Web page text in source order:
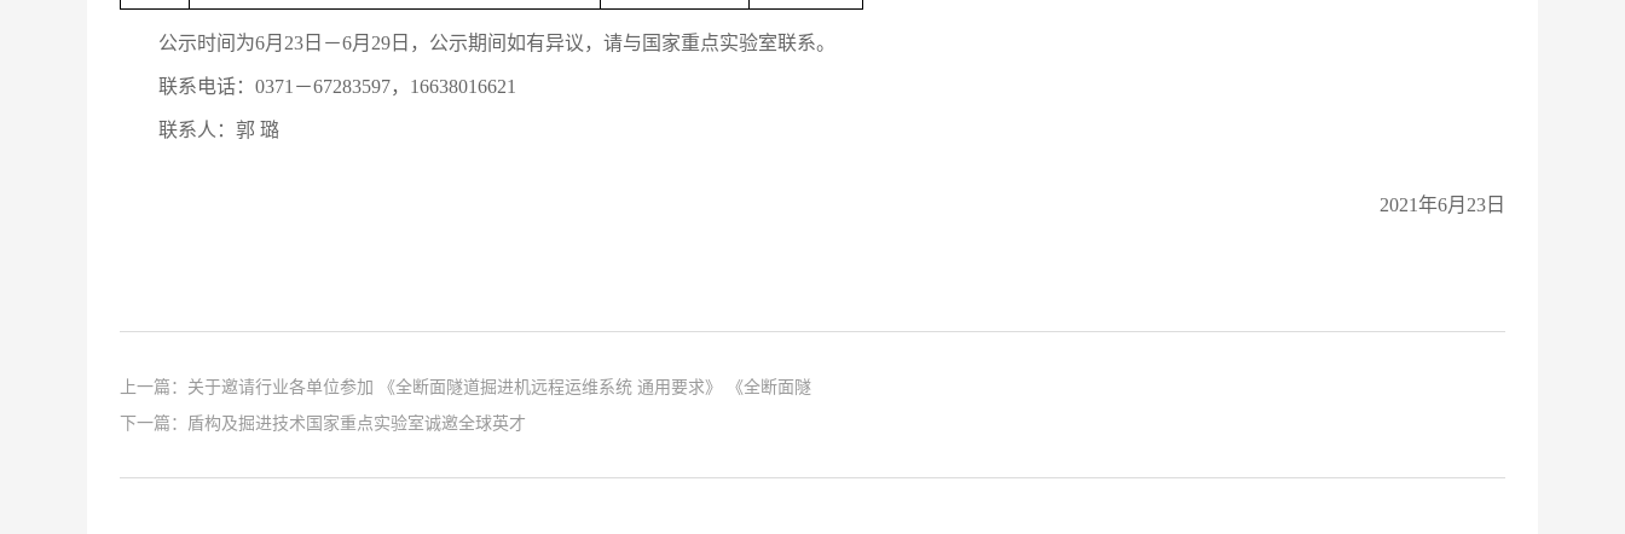
公示时间为6月 23日－6月 29日，公示期间如有异议，请与国家重点实验室联系。
联系电话： 0371－67283597， 16638016621
联系人：郭 璐
2021年6月 23 日
上一篇： 关于邀请行业各单位参加 《全断面隧道掘进机远程运维系统 通用要求》 《全断面隧
下一篇： 盾构及掘进技术国家重点实验室诚邀全球英才